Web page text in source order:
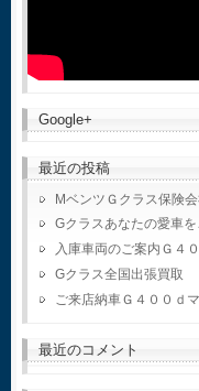
Google+
最近の投稿
MベンツＧクラス保険
Gクラスあなたの愛車
入庫車両のご案内Ｇ４
Gクラス全国出張買取
ご来店納車Ｇ４００ｄ
最近のコメント